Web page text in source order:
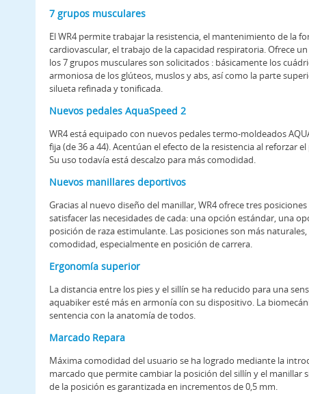
7 grupos musculares
El WR4 permite trabajar la resistencia, el mantenimiento de la
cardiovascular, el trabajo de la capacidad respiratoria. Ofrece
los 7 grupos musculares son solicitados : básicamente los
armoniosa de los glúteos, muslos y abs, así como la parte
silueta refinada y tonificada.
Nuevos pedales AquaSpeed 2
WR4 está equipado con nuevos pedales termo-moldeados
fija (de 36 a 44). Acentúan el efecto de la resistencia al reforzar
Su uso todavía está descalzo para más comodidad.
Nuevos manillares deportivos
Gracias al nuevo diseño del manillar, WR4 ofrece tres
satisfacer las necesidades de cada: una opción estándar, una
posición de raza estimulante. Las posiciones son más
comodidad, especialmente en posición de carrera.
Ergonomía superior
La distancia entre los pies y el sillín se ha reducido para una
aquabiker esté más en armonía con su dispositivo. La
sentencia con la anatomía de todos.
Marcado Repara
Máxima comodidad del usuario se ha logrado mediante la
marcado que permite cambiar la posición del sillín y el manillar
de la posición es garantizada en incrementos de 0,5 mm.